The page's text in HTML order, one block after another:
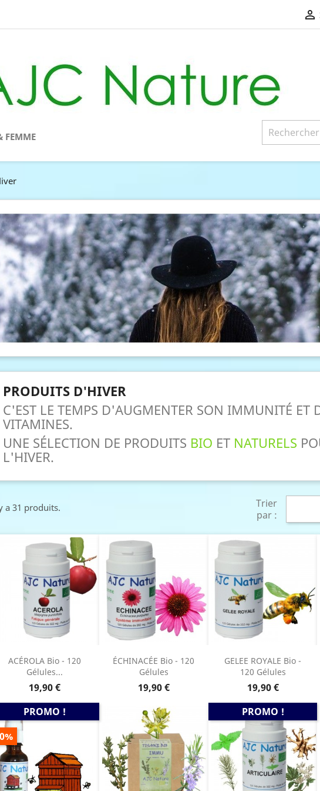

FEMME
PRODUITS D'HIVER
C'EST LE TEMPS D'AUGMENTER SON IMMUNITÉ ET
VITAMINES.
UNE SÉLECTION DE PRODUITS BIO ET NATURELS
L'HIVER.
a 31 produits.
Trier
par :
ACÉROLA Bio - 120
Gélules...
Prix
19,90 €
ÉCHINACÉE Bio - 120
Gélules
Prix
19,90 €
GELEE ROYALE Bio -
120 Gélules
Prix
19,90 €
PROMO !
PROMO !